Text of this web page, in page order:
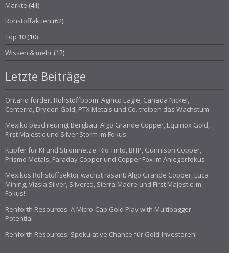
Märkte (41)
Rohstoffaktien (62)
Top 10 (10)
Wissen & mehr (12)
Letzte Beiträge
Ontario fördert Rohstoffboom: Agnico Eagle, Canada Nickel,
Centerra, Dryden Gold, PTX Metals und Co. treiben das Wachstum
Mexiko beschleunigt Bergbau: Algo Grande Copper, Equinox Gold,
First Majestic und Silver Storm im Fokus
Kupfer für KI und Stromnetze: Rio Tinto, BHP, Gunnison Copper,
Prismo Metals, Faraday Copper und Copper Fox im Anlegerfokus
Mexikos Rohstoffsektor wächst rasant: Algo Grande Copper, Luca
Mining, Vizsla Silver, Silverco, Sierra Madre und First Majestic im
Fokus!
Renforth Resources: A Micro-Cap Gold Play with Multibagger
Potential
Renforth Resources: Spekulative Chance für Gold-Investoren!